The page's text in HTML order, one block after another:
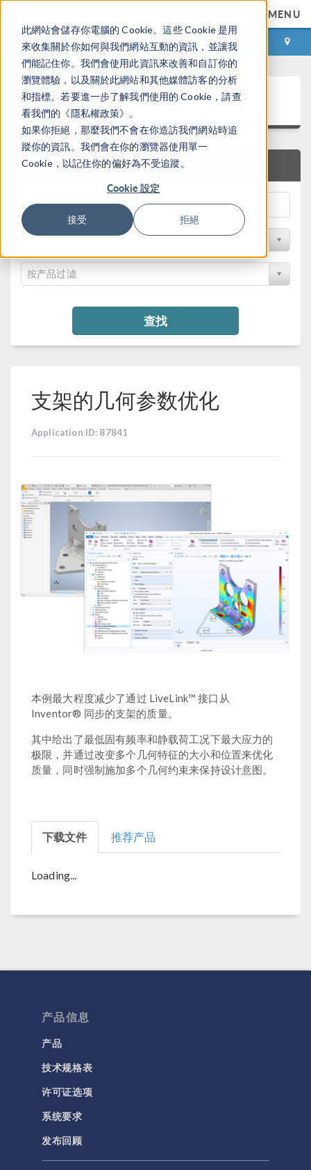
此網站會儲存你電腦的 Cookie。這些 Cookie 是用
來收集關於你如何與我們網站互動的資訊，並讓我
們能記住你。我們會使用此資訊來改善和自訂你的
瀏覽體驗，以及關於此網站和其他媒體訪客的分析
和指標。若要進一步了解我們使用的 Cookie，請查
看我們的《隱私權政策》。
如果你拒絕，那麼我們不會在你造訪我們網站時追
蹤你的資訊。我們會在你的瀏覽器使用單一
Cookie，以記住你的偏好為不受追蹤。
Cookie 設定
接受 拒絕
MENU
登录 咨询与购买
案例下载
快速搜索
按学科过滤
按产品过滤
查找
支架的几何参数优化
Application ID: 87841
本例最大程度减少了通过 LiveLink™ 接口从
Inventor® 同步的支架的质量。
其中给出了最低固有频率和静载荷工况下最大应力的
极限，并通过改变多个几何特征的大小和位置来优化
质量，同时强制施加多个几何约束来保持设计意图。
下载文件 推荐产品
Loading...
产品信息
产品
技术规格表
许可证选项
系统要求
发布回顾